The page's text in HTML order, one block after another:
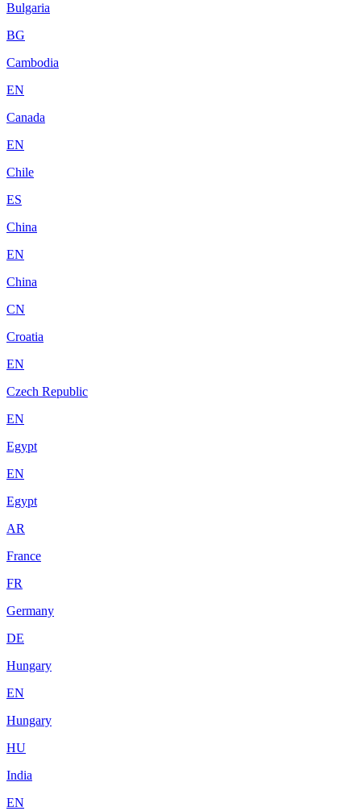
Bulgaria
BG
Cambodia
EN
Canada
EN
Chile
ES
China
EN
China
CN
Croatia
EN
Czech Republic
EN
Egypt
EN
Egypt
AR
France
FR
Germany
DE
Hungary
EN
Hungary
HU
India
EN